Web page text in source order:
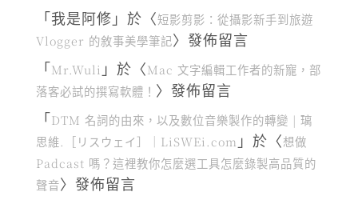
「我是阿修 」於〈短影剪影：從攝影新手到旅遊
Vlogger 的敘事美學筆記〉發佈留言
「Mr.Wuli 」於〈Mac 文字編輯工作者的新寵，部
落客必試的撰寫軟體！ 〉發佈留言
「DTM 名詞的由來，以及數位音樂製作的轉變 | 璃
思維.［リスウェイ］｜LiSWEi.com 」於〈想做
Padcast 嗎？這裡教你怎麼選工具怎麼錄製高品質的
聲音〉發佈留言